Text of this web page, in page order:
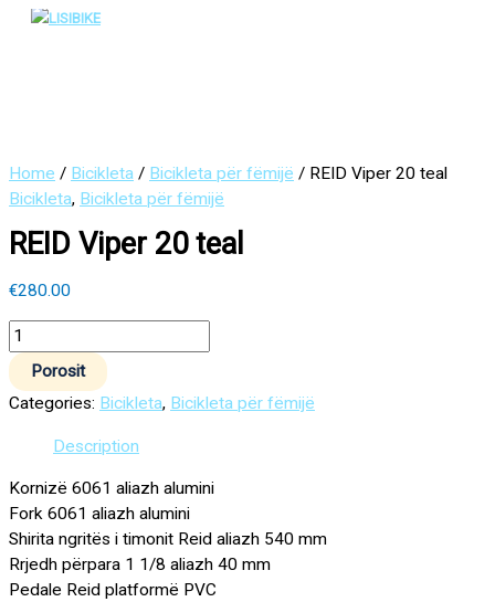
Skip
Menu
Home / Bicikleta / Bicikleta për fëmijë / REID Viper 20 teal
Bicikleta, Bicikleta për fëmijë
REID Viper 20 teal
€280.00
REID
Porosit
Categories: Bicikleta, Bicikleta për fëmijë
Description
Kornizë 6061 aliazh alumini
Fork 6061 aliazh alumini
Shirita ngritës i timonit Reid aliazh 540 mm
Rrjedh përpara 1 1/8 aliazh 40 mm
Pedale Reid platformë PVC